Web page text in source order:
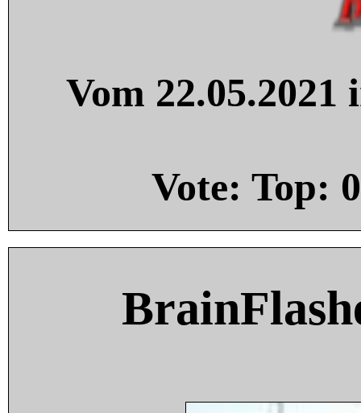
Vom
Vote: Top: 0